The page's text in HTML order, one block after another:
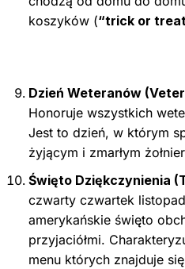
koszyków (“trick or
Dzień Weteranów
Honoruje wszystkich
Jest to dzień, w którym
żyjącym i zmarłym
Święto Dziękczynienia
czwarty czwartek
amerykańskie święto
przyjaciółmi.
menu których znajduje